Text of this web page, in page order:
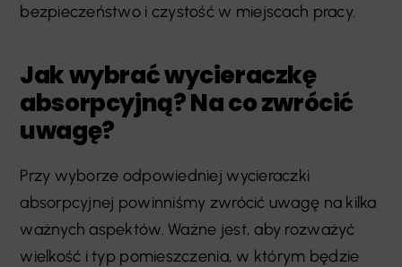
bezpieczeństwo i czystość w miejscach pracy.
Jak wybrać wycieraczkę
absorpcyjną? Na co zwrócić
uwagę?
Przy wyborze odpowiedniej wycieraczki
absorpcyjnej powinniśmy zwrócić uwagę na kilka
ważnych aspektów. Ważne jest, aby rozważyć
wielkość i typ pomieszczenia, w którym będzie